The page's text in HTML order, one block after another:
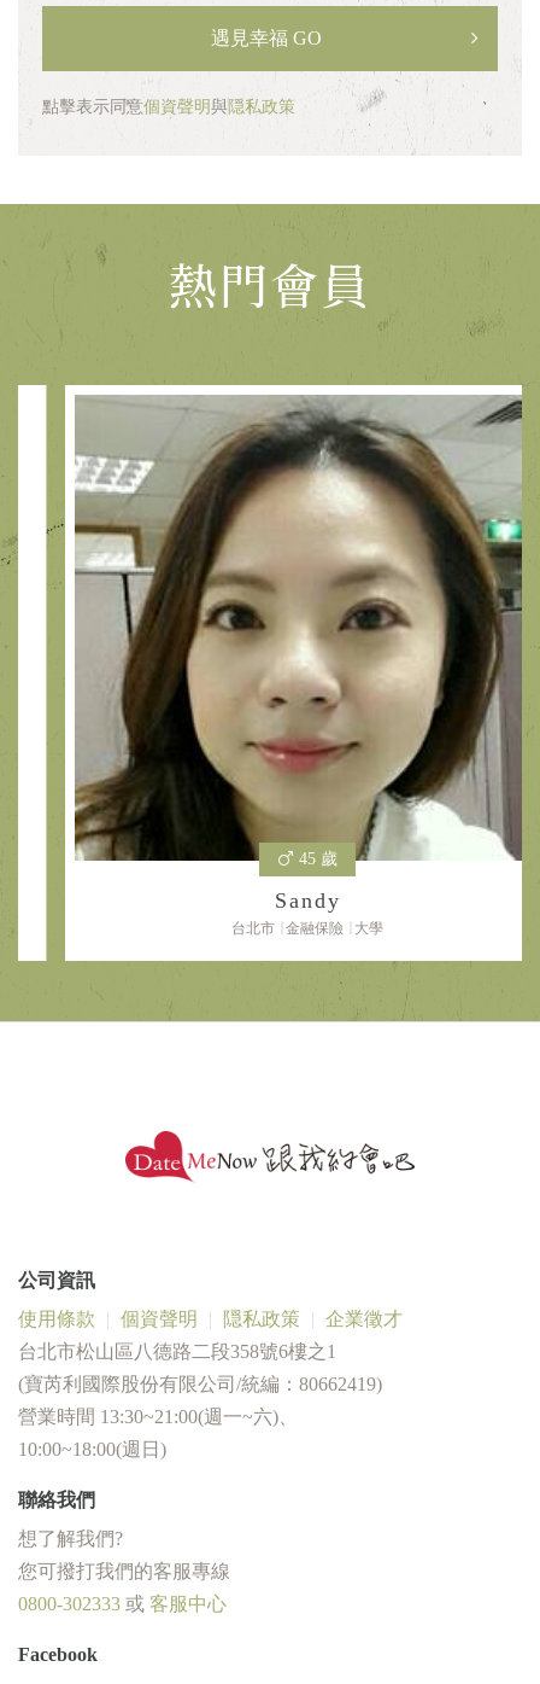
遇見幸福 GO
點擊表示同意個資聲明與隠私政策
熱門會員
45 歲
Sandy
台北市 金融保險 大學
公司資訊
使用條款
個資聲明 隠私政策
企業徵才
台北市松山區八德路二段358號6樓之1
(寶芮利國際股份有限公司/統編：80662419)
營業時間 13:30~21:00(週一~六)、
10:00~18:00(週日)
聯絡我們
想了解我們?
您可撥打我們的客服專線
0800-302333 或 客服中心
Facebook